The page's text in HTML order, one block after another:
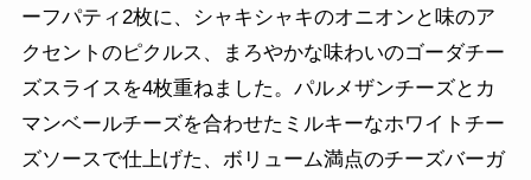
ーフパティ2枚に、シャキシャキのオニオンと味のア
クセントのピクルス、まろやかな味わいのゴーダチー
ズスライスを4枚重ねました。パルメザンチーズとカ
マンベールチーズを合わせたミルキーなホワイトチー
ズソースで仕上げた、ボリューム満点のチーズバーガ